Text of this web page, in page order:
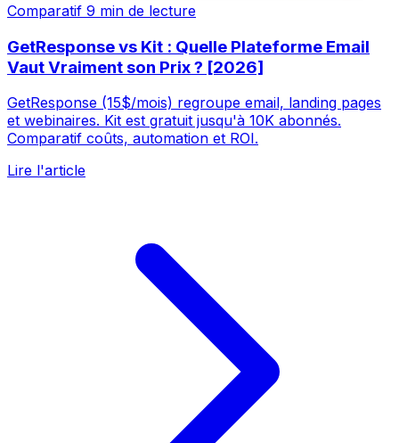
Comparatif 9 min de lecture
GetResponse vs Kit : Quelle Plateforme Email
Vaut Vraiment son Prix ? [2026]
GetResponse (15$/mois) regroupe email, landing pages
et webinaires. Kit est gratuit jusqu'à 10K abonnés.
Comparatif coûts, automation et ROI.
Lire l'article